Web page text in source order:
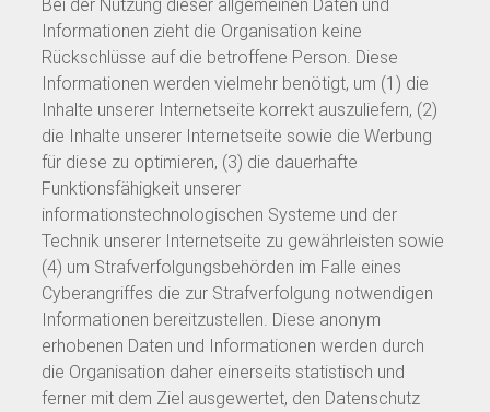
Bei der Nutzung dieser allgemeinen Daten und
Informationen zieht die Organisation keine
Rückschlüsse auf die betroffene Person. Diese
Informationen werden vielmehr benötigt, um (1) die
Inhalte unserer Internetseite korrekt auszuliefern, (2)
die Inhalte unserer Internetseite sowie die Werbung
für diese zu optimieren, (3) die dauerhafte
Funktionsfähigkeit unserer
informationstechnologischen Systeme und der
Technik unserer Internetseite zu gewährleisten sowie
(4) um Strafverfolgungsbehörden im Falle eines
Cyberangriffes die zur Strafverfolgung notwendigen
Informationen bereitzustellen. Diese anonym
erhobenen Daten und Informationen werden durch
die Organisation daher einerseits statistisch und
ferner mit dem Ziel ausgewertet, den Datenschutz